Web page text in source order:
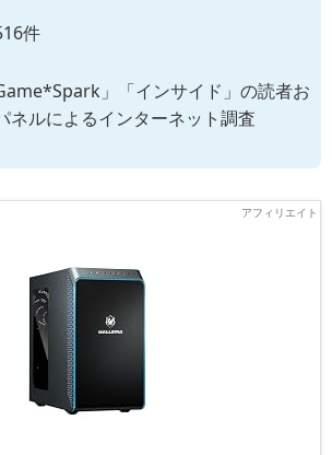
件
」「インサイド」の読者お
ネルによるインターネット調査